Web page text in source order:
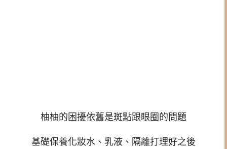
柚柚的困擾依舊是斑點跟眼圈的問題
基礎保養化妝水、乳液、隔離打理好之後